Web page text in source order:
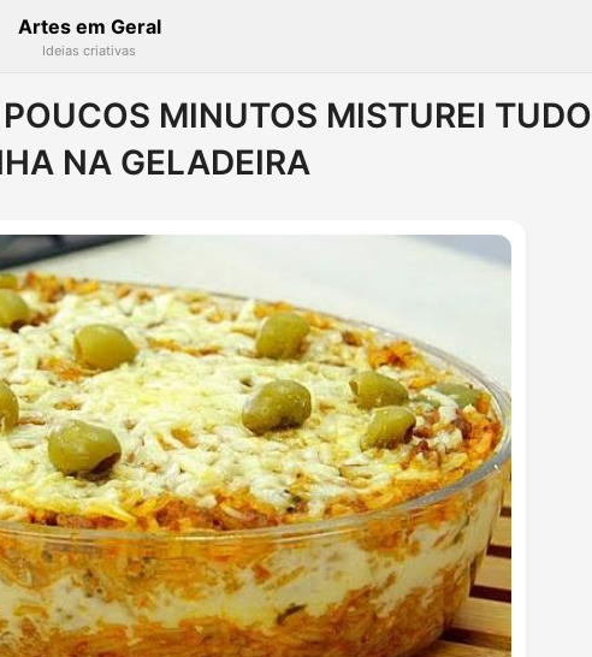
Artes em Geral
Ideias criativas
MINUTOS MISTUREI TUDO
NA GELADEIRA